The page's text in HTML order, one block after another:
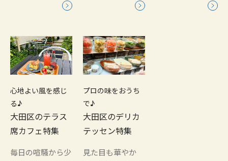
心地よい風を感じ
る♪
大田区のテラス
席カフェ特集
毎日の喧騒から少
プロの味をおうち
で♪
大田区のデリカ
テッセン特集
見た目も華やか